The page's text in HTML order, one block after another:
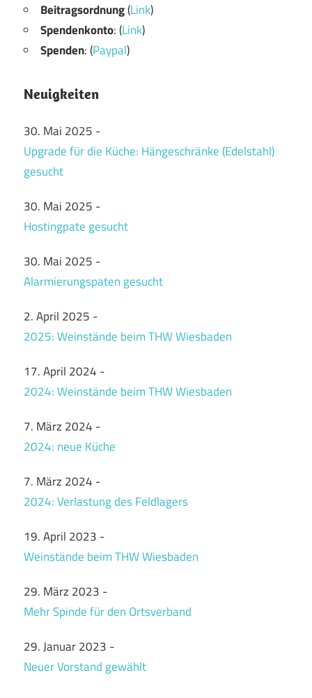
Beitragsordnung(Link)
Spendenkonto: (Link)
Spenden: (Paypal)
Neuigkeiten
30. Mai 2025 -
Upgrade für die Küche: Hängeschränke (Edelstahl)
gesucht
30. Mai 2025 -
Hostingpate gesucht
30. Mai 2025 -
Alarmierungspaten gesucht
2. April 2025 -
2025: Weinstände beim THW Wiesbaden
17. April 2024 -
2024: Weinstände beim THW Wiesbaden
7. März 2024 -
2024: neue Küche
7. März 2024 -
2024: Verlastung des Feldlagers
19. April 2023 -
Weinstände beim THW Wiesbaden
29. März 2023 -
Mehr Spinde für den Ortsverband
29. Januar 2023 -
Neuer Vorstand gewählt